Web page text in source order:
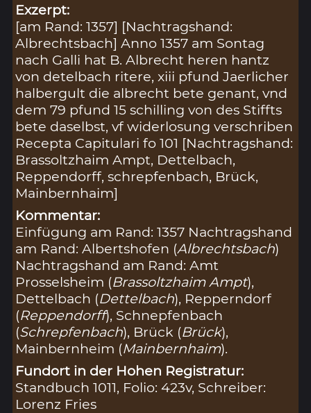
Exzerpt:
[am Rand: 1357] [Nachtragshand:
Albrechtsbach] Anno 1357 am Sontag
nach Galli hat B. Albrecht heren hantz
von detelbach ritere, xiii pfund Jaerlicher
halbergult die albrecht bete genant, vnd
dem 79 pfund 15 schilling von des Stiffts
bete daselbst, vf widerlosung verschriben
Recepta Capitulari fo 101 [Nachtragshand:
Brassoltzhaim Ampt, Dettelbach,
Reppendorff, schrepfenbach, Brück,
Mainbernhaim]
Kommentar:
Einfügung am Rand: 1357 Nachtragshand
am Rand: Albertshofen (Albrechtsbach)
Nachtragshand am Rand: Amt
Prosselsheim (Brassoltzhaim Ampt),
Dettelbach (Dettelbach), Repperndorf
(Reppendorff), Schnepfenbach
(Schrepfenbach), Brück (Brück),
Mainbernheim (Mainbernhaim).
Fundort in der Hohen Registratur:
Standbuch 1011, Folio: 423v, Schreiber:
Lorenz Fries